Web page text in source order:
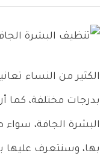
الكثير من النساء
بدرجات مختلفة، كما
البشرة الجافة، سواء
بها، وسنتعرف عليها